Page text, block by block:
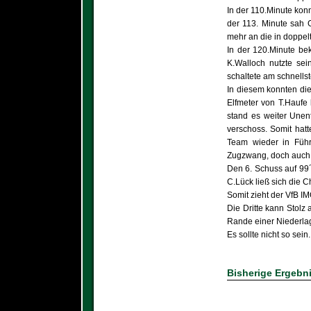
In der 110.Minute
der 113. Minute sah
mehr an die in
In der 120.Minute
K.Walloch nutzte
schaltete am
In diesem konnten
Elfmeter von
stand es weiter
verschoss. Somit
Team wieder in
Zugzwang, doch
Den 6. Schuss auf
C.Lück ließ sich die
Somit zieht der VfB
Die Dritte kann Stolz
Rande einer
Es sollte nicht so
Bisherige